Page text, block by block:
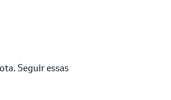
Seguir essas